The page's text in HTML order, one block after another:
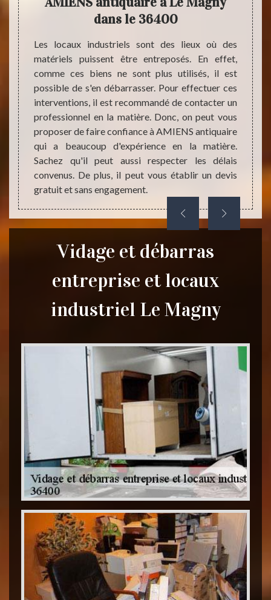
sont
faut
qui
il est
la
faire
qu'il
dans le 36400
Les locaux industriels sont des lieux où des
matériels puissent être entreposés. En effet,
comme ces biens ne sont plus utilisés, il est
possible de s'en débarrasser. Pour effectuer ces
interventions, il est recommandé de contacter un
professionnel en la matière. Donc, on peut vous
proposer de faire confiance à AMIENS antiquaire
qui a beaucoup d'expérience en la matière.
Sachez qu'il peut aussi respecter les délais
convenus. De plus, il peut vous établir un devis
gratuit et sans engagement.
Les
faire
En
d'un
Vidage et débarras
entreprise et locaux
industriel Le Magny